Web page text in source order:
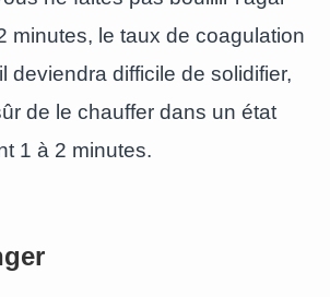
minutes, le taux de coagulation
deviendra difficile de solidifier,
de le chauffer dans un état
1 à 2 minutes.